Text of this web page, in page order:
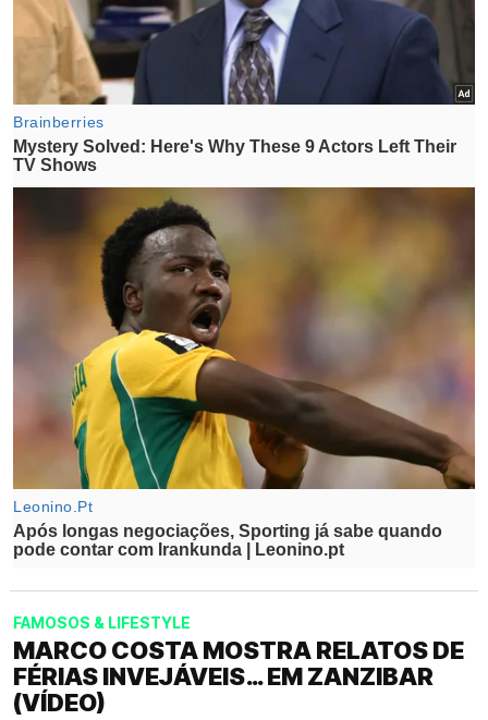
FAMOSOS & LIFESTYLE
MARCO COSTA MOSTRA RELATOS DE
FÉRIAS INVEJÁVEIS… EM ZANZIBAR
(VÍDEO)